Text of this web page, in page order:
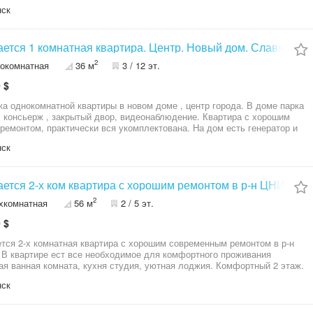
1 комнатная квартира. Центр. Новый дом. Славянск.
36 м2 3 / 12 эт.
$
однокомнатной квартиры в новом доме , центр города. В доме парка
консьерж , закрытый двор, видеонаблюдение. Квартира с хорошим
практически вся укомплектована. На дом есть генератор и
Савченко Владислав.
2-х ком квартира с хорошим ремонтом в р-н ЦНИЛ.
56 м2 2 / 5 эт.
$
2-х комнатная квартира с хорошим современным ремонтом в р-н
квартире ест все необходимое для комфортного проживания
ванная комната, кухня студия, уютная лоджия. Комфортный 2 этаж.
звоните. № 213-201-790